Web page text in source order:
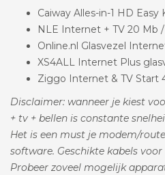
Caiway Alles-in-1 HD Easy
NLE Internet + TV 20 Mb
Online.nl Glasvezel
XS4ALL Internet Plus
Ziggo Internet & TV Start
Disclaimer: wanneer je kiest
+ tv + bellen is constante
Het is een must je modem/
software. Geschikte kabels voor
Probeer zoveel mogelijk